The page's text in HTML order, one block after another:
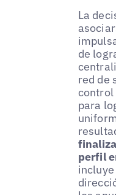
La
de
red de
control
para
perfil